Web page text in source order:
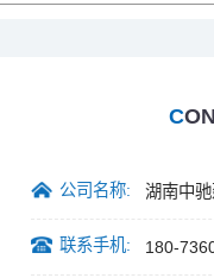
CON
公司名称: 湖南中
联系手机: 180-